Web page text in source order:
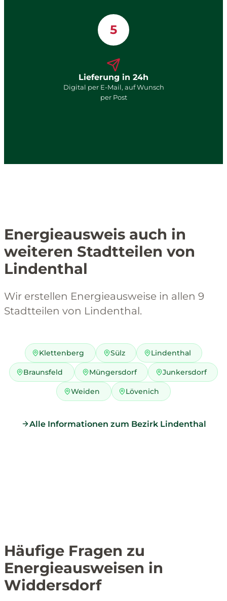
5
Lieferung in 24h
Digital per E-Mail, auf Wunsch
per Post
Energieausweis auch in
weiteren Stadtteilen von
Lindenthal
Wir erstellen Energieausweise in allen 9
Stadtteilen von Lindenthal.
Klettenberg Sülz Lindenthal
Braunsfeld Müngersdorf Junkersdorf
Weiden Lövenich
Alle Informationen zum Bezirk Lindenthal
Häufige Fragen zu
Energieausweisen in
Widdersdorf